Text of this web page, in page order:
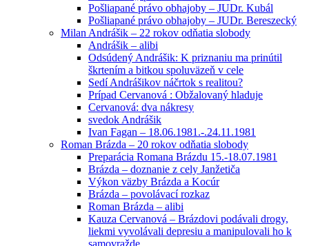
Pošliapané právo obhajoby – JUDr. Kubál
Pošliapané právo obhajoby – JUDr. Bereszecký
Milan Andrášik – 22 rokov odňatia slobody
Andrášik – alibi
Odsúdený Andrášik: K priznaniu ma prinútil
škrtením a bitkou spoluväzeň v cele
Sedí Andrášikov náčrtok s realitou?
Prípad Cervanová : Obžalovaný hladuje
Cervanová: dva nákresy
svedok Andrášik
Ivan Fagan – 18.06.1981.-.24.11.1981
Roman Brázda – 20 rokov odňatia slobody
Preparácia Romana Brázdu 15.-18.07.1981
Brázda – doznanie z cely Janžetiča
Výkon väzby Brázda a Kocúr
Brázda – povolávací rozkaz
Roman Brázda – alibi
Kauza Cervanová – Brázdovi podávali drogy,
liekmi vyvolávali depresiu a manipulovali ho k
samovražde